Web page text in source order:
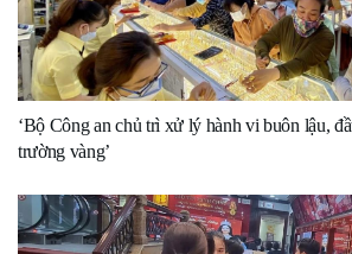
‘Bộ Công an chủ trì xử lý hành vi buôn lậu,
trường vàng’